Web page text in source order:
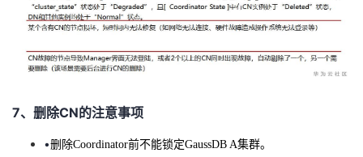
7、删除CN的注意事项
•删除Coordinator前不能锁定GaussDB A集群。